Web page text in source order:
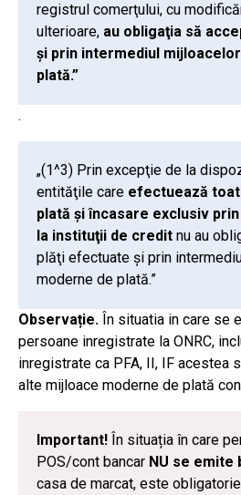
registrul comerţului, cu
ulterioare, au obligaţia să
şi prin intermediul
plată.”
.
„(1^3) Prin excepţie de la
entităţile care efectuează
plată şi încasare exclusiv
la instituţii de credit nu au
plăţi efectuate şi prin
moderne de plată.”
Observație. În situatia in care se
persoane inregistrate la ONRC,
inregistrate ca PFA, II, IF acestea
alte mijloace moderne de plată
Important! În situația în care
POS/cont bancar NU se emite
casa de marcat, este